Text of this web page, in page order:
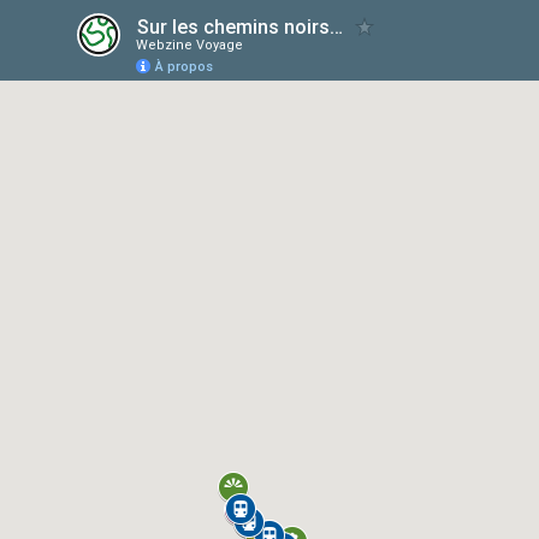
Sur les chemins noirs (Carte)
Webzine Voyage
À propos